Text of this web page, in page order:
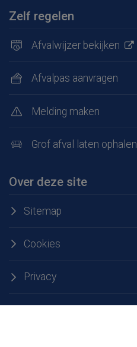
Zelf regelen
Afvalwijzer bekijken
Afvalpas aanvragen
Melding maken
Grof afval laten ophalen
Over deze site
Sitemap
Cookies
Privacy